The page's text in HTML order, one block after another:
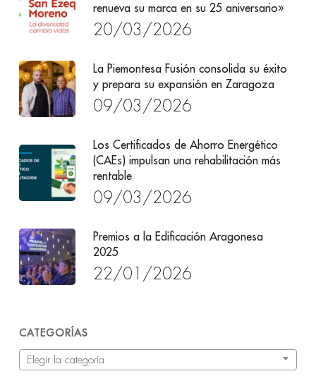
renueva su marca en su 25 aniversario»
20/03/2026
La Piemontesa Fusión consolida su éxito
y prepara su expansión en Zaragoza
09/03/2026
Los Certificados de Ahorro Energético
(CAEs) impulsan una rehabilitación más
rentable
09/03/2026
Premios a la Edificación Aragonesa
2025
22/01/2026
CATEGORÍAS
Categorías
Elegir la categoría